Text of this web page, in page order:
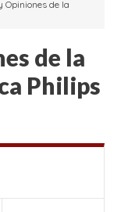
Opiniones de la
de la
Philips